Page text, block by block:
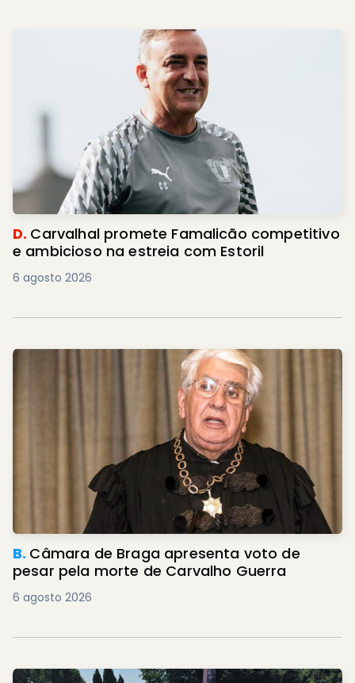
D. Carvalhal promete Famalicão competitivo
e ambicioso na estreia com Estoril
6 agosto 2026
B. Câmara de Braga apresenta voto de
pesar pela morte de Carvalho Guerra
6 agosto 2026